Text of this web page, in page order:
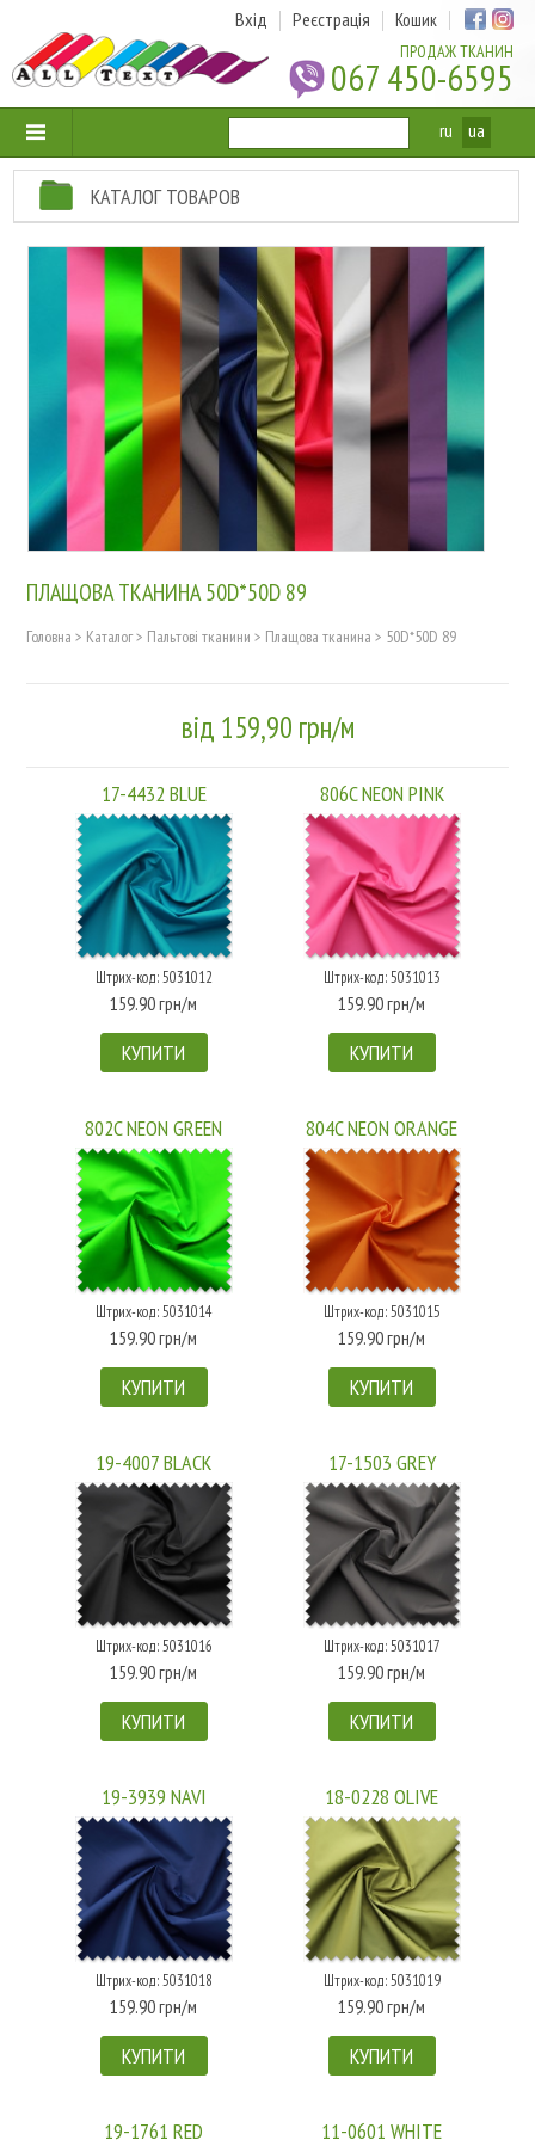
ПРОДАЖ ТКАНИН
067 450-6595
Вхід Реєстрація Кошик
ru ua
КАТАЛОГ ТОВАРОВ
ПЛАЩОВА ТКАНИНА 50D*50D 89
Головна > Каталог> Пальтові тканини > Плащова тканина > 50D*50D 89
від 159,90 грн/м
17-4432 BLUE
Штрих-код: 5031012
159.90 грн/м
КУПИТИ
806C NEON PINK
Штрих-код: 5031013
159.90 грн/м
КУПИТИ
802C NEON GREEN
Штрих-код: 5031014
159.90 грн/м
КУПИТИ
804C NEON ORANGE
Штрих-код: 5031015
159.90 грн/м
КУПИТИ
19-4007 BLACK
Штрих-код: 5031016
159.90 грн/м
КУПИТИ
17-1503 GREY
Штрих-код: 5031017
159.90 грн/м
КУПИТИ
19-3939 NAVI
Штрих-код: 5031018
159.90 грн/м
КУПИТИ
18-0228 OLIVE
Штрих-код: 5031019
159.90 грн/м
КУПИТИ
19-1761 RED 11-0601 WHITE